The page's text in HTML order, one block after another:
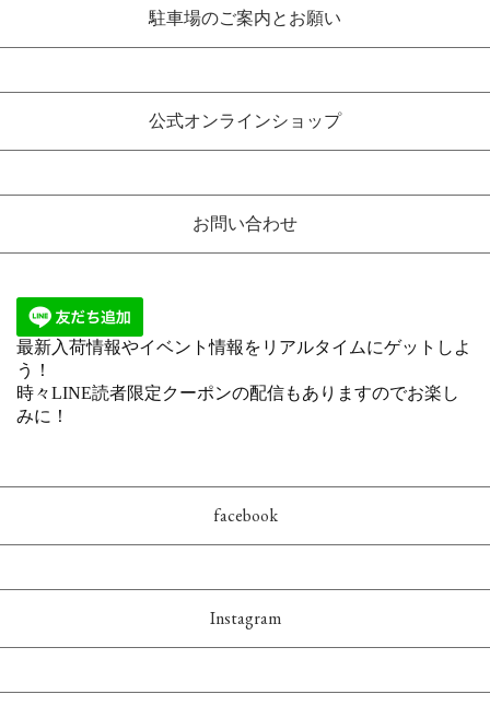
駐車場のご案内とお願い
公式オンラインショップ
お問い合わせ
facebook
Instagram